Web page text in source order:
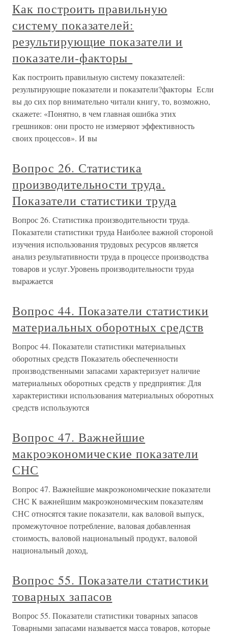
Как построить правильную
систему показателей:
результирующие показатели и
показатели‑факторы
Как построить правильную систему показателей:
результирующие показатели и показатели?факторы Если
вы до сих пор внимательно читали книгу, то, возможно,
скажете: «Понятно, в чем главная ошибка этих
грешников: они просто не измеряют эффективность
своих процессов». И вы
Вопрос 26. Статистика
производительности труда.
Показатели статистики труда
Вопрос 26. Статистика производительности труда.
Показатели статистики труда Наиболее важной стороной
изучения использования трудовых ресурсов является
анализ результативности труда в процессе производства
товаров и услуг.Уровень производительности труда
выражается
Вопрос 44. Показатели статистики
материальных оборотных средств
Вопрос 44. Показатели статистики материальных
оборотных средств Показатель обеспеченности
производственными запасами характеризует наличие
материальных оборотных средств у предприятия: Для
характеристики использования материальных оборотных
средств используются
Вопрос 47. Важнейшие
макроэкономические показатели
СНС
Вопрос 47. Важнейшие макроэкономические показатели
СНС К важнейшим макроэкономическим показателям
СНС относятся такие показатели, как валовой выпуск,
промежуточное потребление, валовая добавленная
стоимость, валовой национальный продукт, валовой
национальный доход,
Вопрос 55. Показатели статистики
товарных запасов
Вопрос 55. Показатели статистики товарных запасов
Товарными запасами называется масса товаров, которые